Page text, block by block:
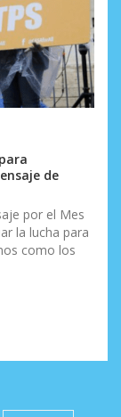
de
por el Mes
la lucha para
como los